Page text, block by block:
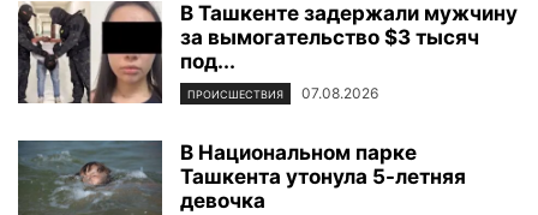
В Ташкенте задержали мужчину
за вымогательство $3 тысяч
под...
ПРОИСШЕСТВИЯ 07.08.2026
В Национальном парке
Ташкента утонула 5-летняя
девочка